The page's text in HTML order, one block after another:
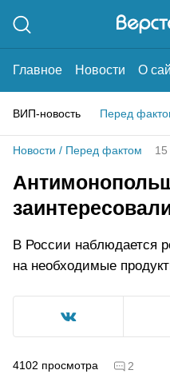
Главное Новости О
ВИП-новость Перед
Новости / Перед фактом
В России наблюдается
на необходимые
4102 просмотра 2